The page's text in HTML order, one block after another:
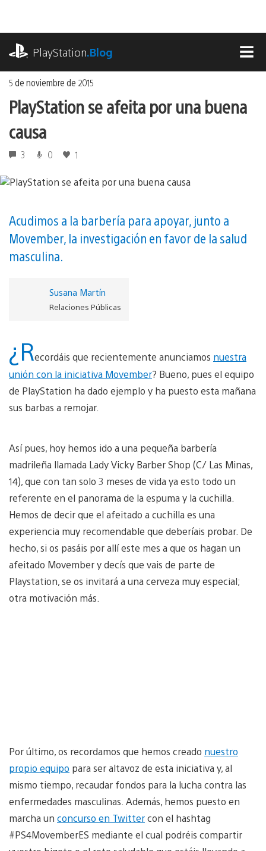
contenido
PlayStation.Blog
5 de noviembre de 2015
PlayStation se afeita por una buena
causa
3 0 1
Acudimos a la barbería para apoyar, junto a
Movember, la investigación en favor de la salud
masculina.
Susana Martín
Relaciones Públicas
¿Recordáis que recientemente anunciamos nuestra
unión con la iniciativa Movember? Bueno, pues el equipo
de PlayStation ha dado ejemplo y ha puesto esta mañana
sus barbas a remojar.
Así pues, hoy hemos ido a una pequeña barbería
madrileña llamada Lady Vicky Barber Shop (C/ Las Minas,
14), que con tan solo 3 meses de vida ya esto todo un
referente en el panorama de la espuma y la cuchilla.
Hemos de decir que el afeitado a cuchilla es una
experiencia muy recomendable que deberíais probar. De
hecho, si os pasáis por allí este mes a que os hagan un
afeitado Movember y decís que vais de parte de
Playstation, se os invitará a una cerveza muy especial;
otra motivación más.
Por último, os recordamos que hemos creado nuestro
propio equipo para ser altavoz de esta iniciativa y, al
mismo tiempo, recaudar fondos para la lucha contra las
enfermedades masculinas. Además, hemos puesto en
marcha un concurso en Twittercon el hashtag
#PS4MovemberES mediante el cual podréis compartir